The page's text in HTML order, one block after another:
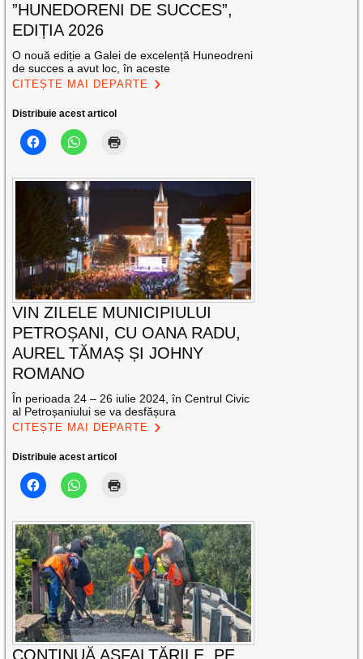
”HUNEDORENI DE SUCCES”,
EDIȚIA 2026
O nouă ediție a Galei de excelență Huneodreni
de succes a avut loc, în aceste
CITEȘTE MAI DEPARTE
Distribuie acest articol
VIN ZILELE MUNICIPIULUI
PETROȘANI, CU OANA RADU,
AUREL TĂMAȘ ȘI JOHNY
ROMANO
În perioada 24 – 26 iulie 2024, în Centrul Civic
al Petroșaniului se va desfășura
CITEȘTE MAI DEPARTE
Distribuie acest articol
CONTINUĂ ASFALTĂRILE, PE